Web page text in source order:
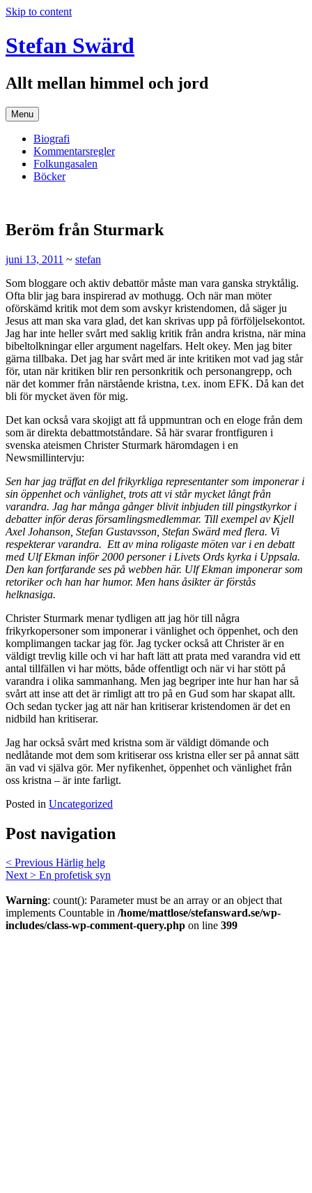
Skip to content
Stefan Swärd
Allt mellan himmel och jord
Menu
Biografi
Kommentarsregler
Folkungasalen
Böcker
Beröm från Sturmark
juni 13, 2011 ~ stefan
Som bloggare och aktiv debattör måste man vara ganska stryktålig.
Ofta blir jag bara inspirerad av mothugg. Och när man möter
oförskämd kritik mot dem som avskyr kristendomen, då säger ju
Jesus att man ska vara glad, det kan skrivas upp på förföljelsekontot.
Jag har inte heller svårt med saklig kritik från andra kristna, när mina
bibeltolkningar eller argument nagelfars. Helt okey. Men jag biter
gärna tillbaka. Det jag har svårt med är inte kritiken mot vad jag står
för, utan när kritiken blir ren personkritik och personangrepp, och
när det kommer från närstående kristna, t.ex. inom EFK. Då kan det
bli för mycket även för mig.
Det kan också vara skojigt att få uppmuntran och en eloge från dem
som är direkta debattmotståndare. Så här svarar frontfiguren i
svenska ateismen Christer Sturmark häromdagen i en
Newsmillintervju:
Sen har jag träffat en del frikyrkliga representanter som imponerar i
sin öppenhet och vänlighet, trots att vi står mycket långt från
varandra. Jag har många gånger blivit inbjuden till pingstkyrkor i
debatter inför deras församlingsmedlemmar. Till exempel av Kjell
Axel Johanson, Stefan Gustavsson, Stefan Swärd med flera. Vi
respekterar varandra. Ett av mina roligaste möten var i en debatt
med Ulf Ekman inför 2000 personer i Livets Ords kyrka i Uppsala.
Den kan fortfarande ses på webben här. Ulf Ekman imponerar som
retoriker och han har humor. Men hans åsikter är förstås
helknasiga.
Christer Sturmark menar tydligen att jag hör till några
frikyrkopersoner som imponerar i vänlighet och öppenhet, och den
komplimangen tackar jag för. Jag tycker också att Christer är en
väldigt trevlig kille och vi har haft lätt att prata med varandra vid ett
antal tillfällen vi har mötts, både offentligt och när vi har stött på
varandra i olika sammanhang. Men jag begriper inte hur han har så
svårt att inse att det är rimligt att tro på en Gud som har skapat allt.
Och sedan tycker jag att när han kritiserar kristendomen är det en
nidbild han kritiserar.
Jag har också svårt med kristna som är väldigt dömande och
nedlåtande mot dem som kritiserar oss kristna eller ser på annat sätt
än vad vi själva gör. Mer nyfikenhet, öppenhet och vänlighet från
oss kristna – är inte farligt.
Posted in Uncategorized
Post navigation
< Previous Härlig helg
Next > En profetisk syn
Warning: count(): Parameter must be an array or an object that
implements Countable in /home/mattlose/stefansward.se/wp-
includes/class-wp-comment-query.php on line 399